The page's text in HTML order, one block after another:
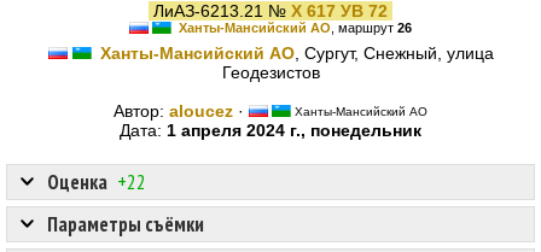
ЛиАЗ-6213.21 № Х 617 УВ 72
Ханты-Мансийский АО , маршрут 26
Ханты-Мансийский АО, Сургут, Снежный, улица
Геодезистов
Автор: aloucez · Ханты-Мансийский АО
Дата: 1 апреля 2024 г., понедельник
Оценка +22
Параметры съёмки